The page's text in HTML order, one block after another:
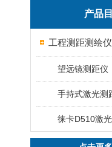
产品
工程测距测绘仪
望远镜测距仪
手持式激光测
徕卡D510激